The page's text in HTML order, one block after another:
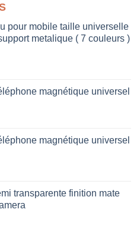
pour mobile taille universelle
metalique ( 7 couleurs )
magnétique universel
magnétique universel
transparente finition mate